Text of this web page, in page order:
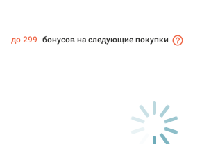
до 299 бонусов на следующие покупки